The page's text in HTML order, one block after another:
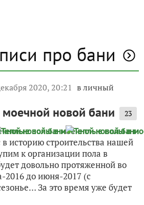
про бани
2020, 20:21 в личный
новой бани 23
историю строительства нашей
к организации пола в
довольно протяженной во
2016 до июня-2017 (с
За это время уже будет